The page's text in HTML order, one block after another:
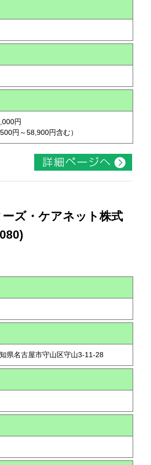
円
円～58,900円含む）
ズ・ケアネット株式
県名古屋市守山区守山3-11-28